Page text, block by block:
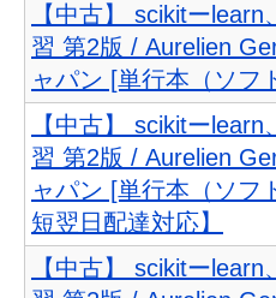
【中古】 scikitー
習 第2版 / Aurelien
ャパン [単行本（ソフ
【中古】 scikitー
習 第2版 / Aurelien
ャパン [単行本（ソフ
短翌日配達対応】
【中古】 scikitー